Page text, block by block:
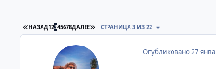
ПЕРВАЯ СТРАНИЦА
НАЗАД12345678ДАЛЕЕ ПОСЛЕДНЯЯ СТРАНИЦА
СТРАНИЦА 3 ИЗ 22
Опубликовано27